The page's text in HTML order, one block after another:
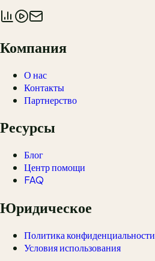
Компания
О нас
Контакты
Партнерство
Ресурсы
Блог
Центр помощи
FAQ
Юридическое
Политика конфиденциальности
Условия использования